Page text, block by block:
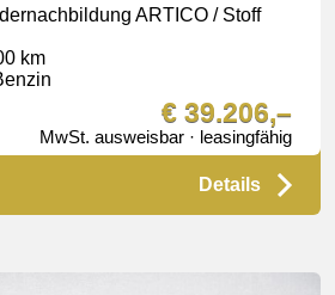
ARTICO / Stoff
km
€ 39.206,–
MwSt. ausweisbar · leasingfähig
Details